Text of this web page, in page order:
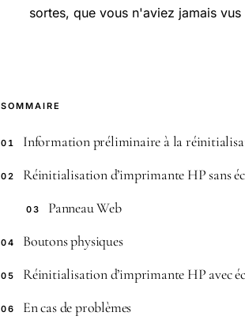
sortes, que vous n'aviez jamais
SOMMAIRE
01 Information préliminaire à la
02 Réinitialisation d’imprimante HP sans
03 Panneau Web
04 Boutons physiques
05 Réinitialisation d’imprimante HP avec
06 En cas de problèmes